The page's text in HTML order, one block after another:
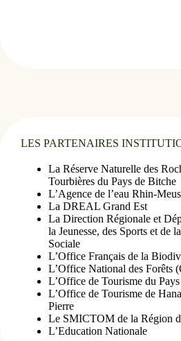
LES PARTENAIRES
La Réserve Naturelle des
Tourbières du Pays de Bitche
L’Agence de l’eau Rhin-
La DREAL Grand Est
La Direction Régionale et
la Jeunesse, des Sports et de
Sociale
L’Office Français de la
L’Office National des Forêts
L’Office de Tourisme du
L’Office de Tourisme de
Pierre
Le SMICTOM de la Région
L’Education Nationale